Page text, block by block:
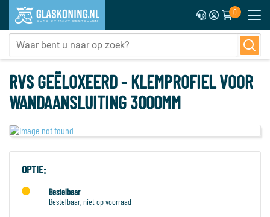
0
RVS GEËLOXEERD - KLEMPROFIEL VOOR
WANDAANSLUITING 3000MM
OPTIE:
Bestelbaar
Bestelbaar, niet op voorraad